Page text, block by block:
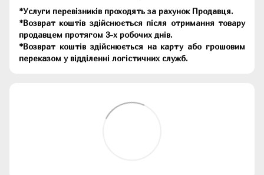
*Услуги перевізників проходять за рахунок Продавця.
*Возврат коштів здійснюється після отримання товару
продавцем протягом 3-х робочих днів.
*Возврат коштів здійснюється на карту або грошовим
переказом у відділенні логістичних служб.